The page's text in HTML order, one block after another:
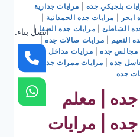
بلجيكي جده
مرايات جدارية
ابحر مرايات جده الحمدانية
الشاطئ مرايات جده الصفا |
النعيم مرايات صالات جده|
مجالس جده مرايات مداخل جده
|
جده| مرايات ممرات جده
|
جده
| معلم
| مرايات
اتصل بناء.